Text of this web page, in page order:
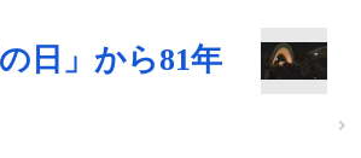
日」から81年